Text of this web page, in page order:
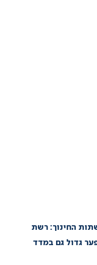
החינוך: רשת
גדול גם במדד